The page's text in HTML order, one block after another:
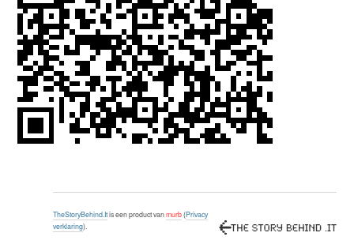
TheStoryBehind.Itis een product vanmurb(Privacy
verklaring).